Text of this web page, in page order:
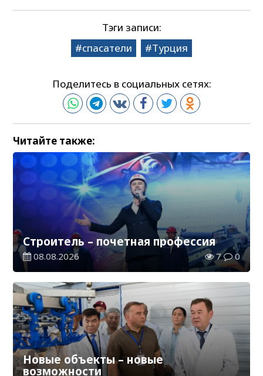
Тэги записи:
спасатели
Турция
Поделитесь в социальных сетях:
Читайте также:
Строитель – почетная профессия
08.08.2026 7 0
Новые объекты – новые
возможности